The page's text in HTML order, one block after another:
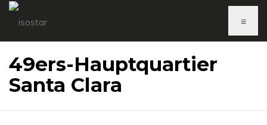
≡
49ers-Hauptquartier
Santa Clara